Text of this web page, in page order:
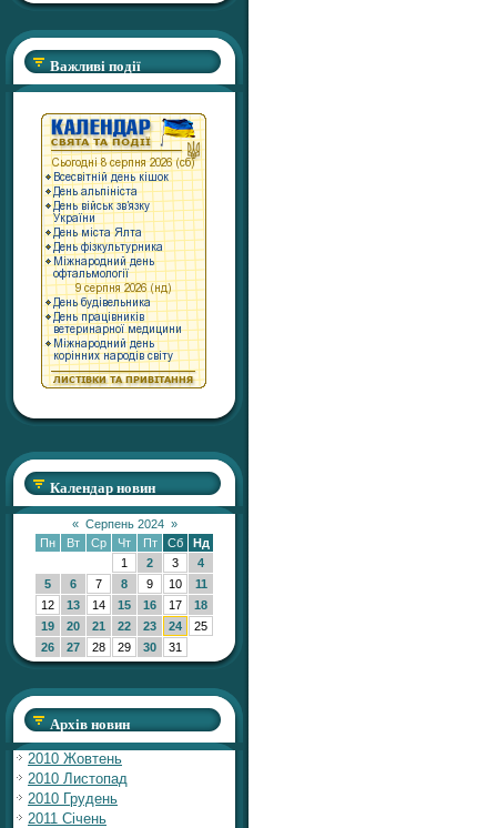
Важливі події
Календар новин
« Серпень 2024 »
Пн
Вт Ср Чт Пт Сб
Нд
1
2 3
4
5
6 7 8 9 10
11
12
13 14 15 16 17
18
19
20 21 22 23 24
25
26
27 28 29 30 31
Архів новин
2010 Жовтень
2010 Листопад
2010 Грудень
2011 Січень